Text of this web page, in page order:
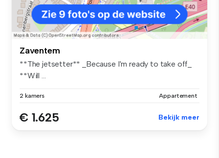
Zaventem
**The jetsetter** _Because I'm ready to take off_
**Will ...
2 kamers Appartement
€ 1.625 Bekijk meer